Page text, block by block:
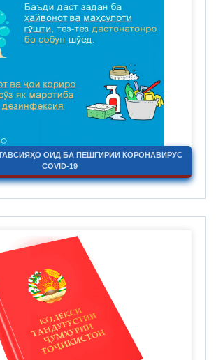
ОИД БА ПЕШГИРИИ КОРОНАВИРУС
COVID-19